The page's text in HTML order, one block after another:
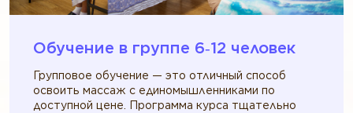
Обучение в группе 6‑12 человек
Групповое обучение — это отличный способ
освоить массаж с единомышленниками по
доступной цене. Программа курса тщательно